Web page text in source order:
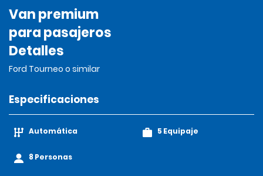
Van premium
para pasajeros
Detalles
Ford Tourneo o similar
Especificaciones
Automática
8 Personas
5 Equipaje